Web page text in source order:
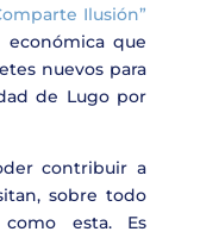
Ilusión”
que
nuevos para
de Lugo por
contribuir a
sobre todo
esta. Es